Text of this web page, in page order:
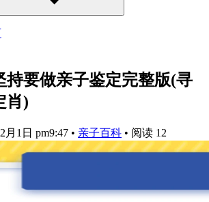
持要做亲子鉴定完整版(寻
肖)
月1日 pm9:47 • 亲子百科 • 阅读 12